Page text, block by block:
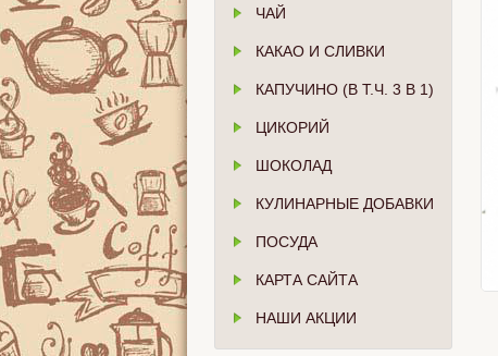
ЧАЙ
КАКАО И СЛИВКИ
КАПУЧИНО (В Т.Ч. 3 В 1)
ЦИКОРИЙ
ШОКОЛАД
КУЛИНАРНЫЕ ДОБАВКИ
ПОСУДА
КАРТА САЙТА
НАШИ АКЦИИ